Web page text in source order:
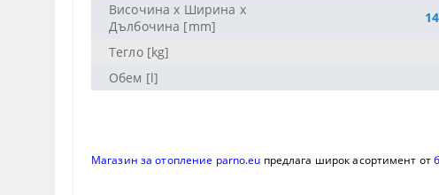
Височина x Ширина х
Дълбочина [mm]
Тегло [kg]
Обем [l]
Магазин за отопление parno.eu предлага широк асортимент от